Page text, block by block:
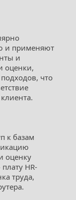
и применяют
и
оценки,
что
к базам
оценку
HR-
труда,